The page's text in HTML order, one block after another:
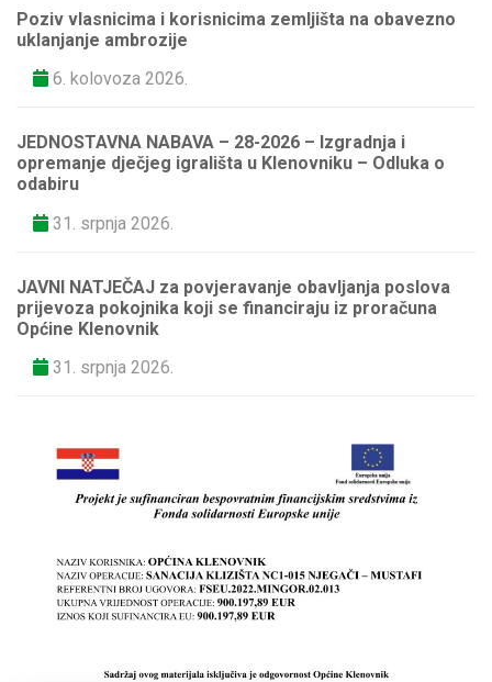
Poziv vlasnicima i korisnicima zemljišta na obavezno
uklanjanje ambrozije
6. kolovoza 2026.
JEDNOSTAVNA NABAVA – 28-2026 – Izgradnja i
opremanje dječjeg igrališta u Klenovniku – Odluka o
odabiru
31. srpnja 2026.
JAVNI NATJEČAJ za povjeravanje obavljanja poslova
prijevoza pokojnika koji se financiraju iz proračuna
Općine Klenovnik
31. srpnja 2026.